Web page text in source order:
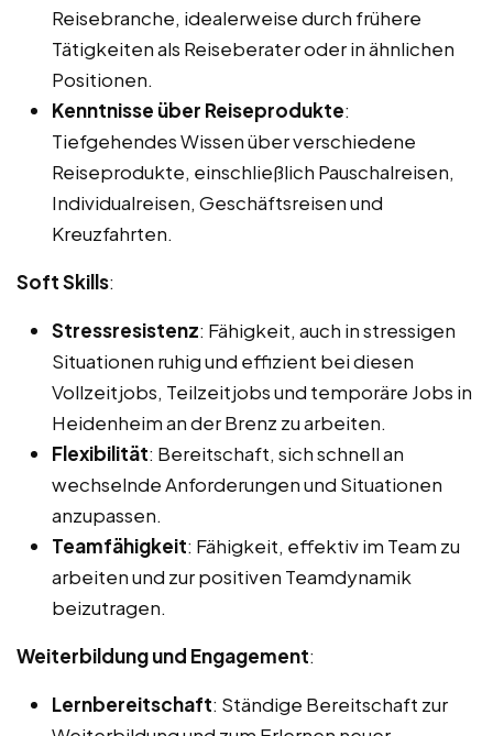
Reisebranche, idealerweise durch frühere
Tätigkeiten als Reiseberater oder in ähnlichen
Positionen.
Kenntnisse über Reiseprodukte:
Tiefgehendes Wissen über verschiedene
Reiseprodukte, einschließlich Pauschalreisen,
Individualreisen, Geschäftsreisen und
Kreuzfahrten.
Soft Skills:
Stressresistenz: Fähigkeit, auch in stressigen
Situationen ruhig und effizient bei diesen
Vollzeitjobs, Teilzeitjobs und temporäre Jobs in
Heidenheim an der Brenz zu arbeiten.
Flexibilität: Bereitschaft, sich schnell an
wechselnde Anforderungen und Situationen
anzupassen.
Teamfähigkeit: Fähigkeit, effektiv im Team zu
arbeiten und zur positiven Teamdynamik
beizutragen.
Weiterbildung und Engagement:
Lernbereitschaft: Ständige Bereitschaft zur